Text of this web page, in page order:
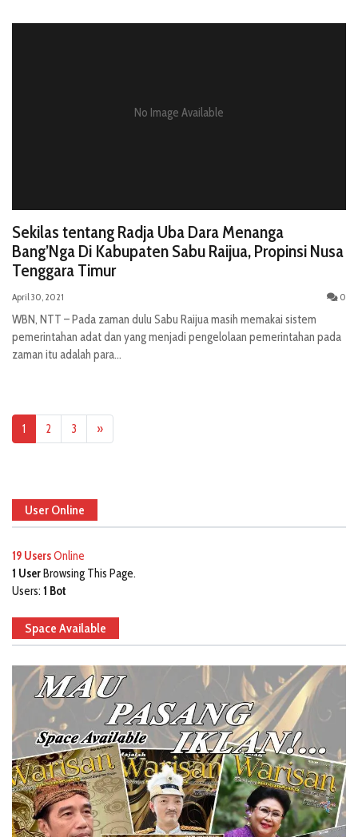
No Image Available
Sekilas tentang Radja Uba Dara Menanga
Bang’Nga Di Kabupaten Sabu Raijua, Propinsi Nusa
Tenggara Timur
April 30, 2021 0
WBN, NTT – Pada zaman dulu Sabu Raijua masih memakai sistem
pemerintahan adat dan yang menjadi pengelolaan pemerintahan pada
zaman itu adalah para...
1 2 3 »
User Online
19 UsersOnline
1 UserBrowsing This Page.
Users: 1 Bot
Space Available